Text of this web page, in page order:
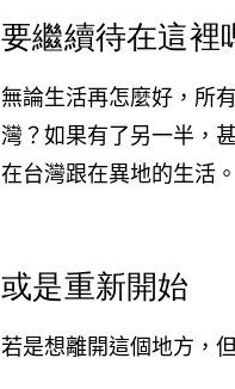
要繼續待在這裡
無論生活再怎麼好，所
灣？如果有了另一半，
在台灣跟在異地的生活。
或是重新開始
若是想離開這個地方，